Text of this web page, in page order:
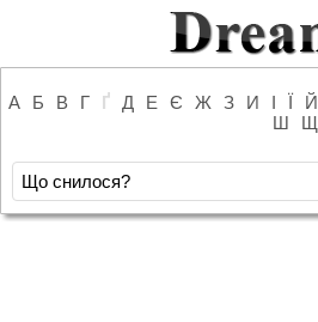
А Б В Г Ґ Д Е Є Ж З И І Ї Й
Ш
Щ